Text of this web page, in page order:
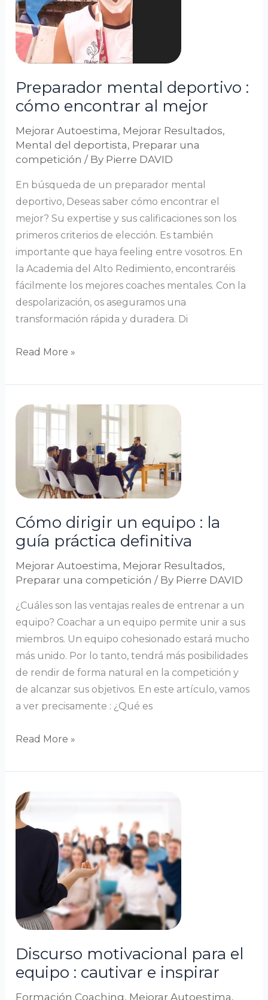
Preparador mental deportivo :
cómo encontrar al mejor
Mejorar Autoestima, Mejorar Resultados,
Mental del deportista, Preparar una
competición / By Pierre DAVID
En búsqueda de un preparador mental
deportivo, Deseas saber cómo encontrar el
mejor? Su expertise y sus calificaciones son los
primeros criterios de elección. Es también
importante que haya feeling entre vosotros. En
la Academia del Alto Redimiento, encontraréis
fácilmente los mejores coaches mentales. Con la
despolarización, os aseguramos una
transformación rápida y duradera. Di
al
mejor
Read More »
Cómo dirigir un equipo : la
guía práctica definitiva
Mejorar Autoestima, Mejorar Resultados,
Preparar una competición / By Pierre DAVID
¿Cuáles son las ventajas reales de entrenar a un
equipo? Coachar a un equipo permite unir a sus
miembros. Un equipo cohesionado estará mucho
más unido. Por lo tanto, tendrá más posibilidades
de rendir de forma natural en la competición y
de alcanzar sus objetivos. En este artículo, vamos
a ver precisamente : ¿Qué es
Cómo
equipo
la
práctica
definitiva
Read More »
Discurso motivacional para el
equipo : cautivar e inspirar
Formación Coaching, Mejorar Autoestima,
Discurso
motivacional
para
inspirar